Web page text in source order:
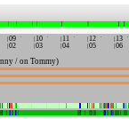
/ on Tommy)
09 10 11 12
13
02 03 04 05 06